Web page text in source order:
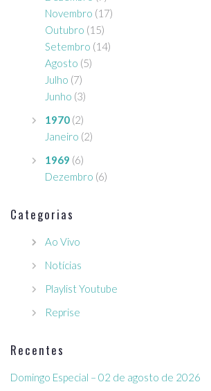
Novembro (17)
Outubro (15)
Setembro (14)
Agosto (5)
Julho (7)
Junho (3)
1970 (2)
Janeiro (2)
1969 (6)
Dezembro (6)
Categorias
Ao Vivo
Notícias
Playlist Youtube
Reprise
Recentes
Domingo Especial – 02 de agosto de 2026